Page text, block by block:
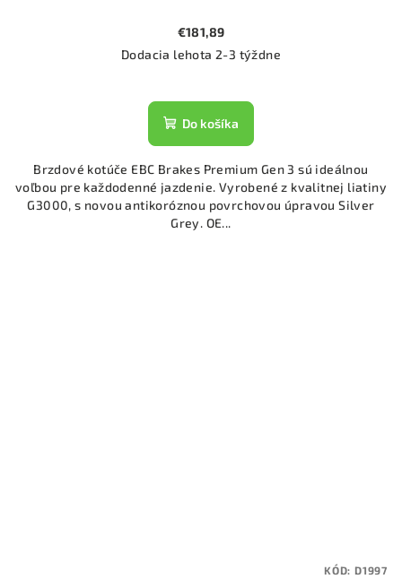
€181,89
Dodacia lehota 2-3 týždne
Do košíka
Brzdové kotúče EBC Brakes Premium Gen 3 sú ideálnou
voľbou pre každodenné jazdenie. Vyrobené z kvalitnej liatiny
G3000, s novou antikoróznou povrchovou úpravou Silver
Grey. OE...
KÓD: D1997